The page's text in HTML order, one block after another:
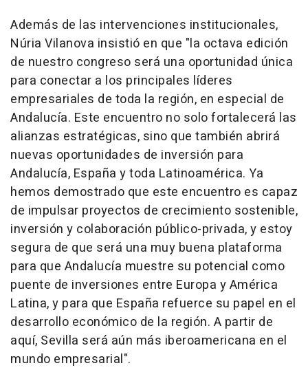
Además de las intervenciones institucionales,
Núria Vilanova insistió en que "la octava edición
de nuestro congreso será una oportunidad única
para conectar a los principales líderes
empresariales de toda la región, en especial de
Andalucía. Este encuentro no solo fortalecerá las
alianzas estratégicas, sino que también abrirá
nuevas oportunidades de inversión para
Andalucía, España y toda Latinoamérica. Ya
hemos demostrado que este encuentro es capaz
de impulsar proyectos de crecimiento sostenible,
inversión y colaboración público-privada, y estoy
segura de que será una muy buena plataforma
para que Andalucía muestre su potencial como
puente de inversiones entre Europa y América
Latina, y para que España refuerce su papel en el
desarrollo económico de la región. A partir de
aquí, Sevilla será aún más iberoamericana en el
mundo empresarial".